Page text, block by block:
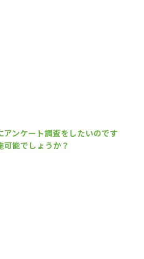
アンケート調査をしたいのです
可能でしょうか？